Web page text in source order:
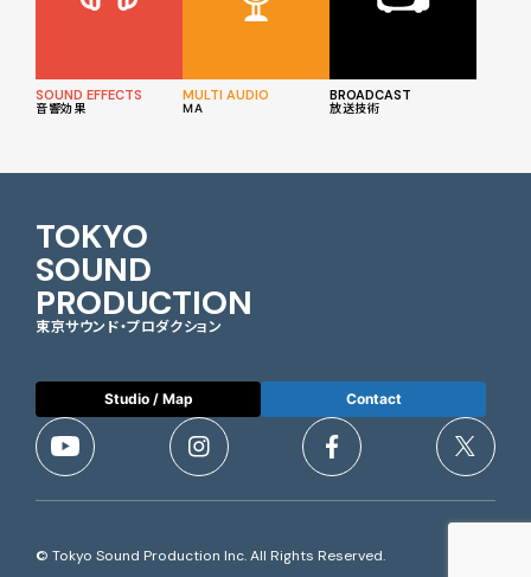
SOUND EFFECTS
音響効果
MULTI AUDIO
MA
BROADCAST
放送技術
TOKYO
SOUND
PRODUCTION
東京サウンド・プロダクション
Studio / Map Contact
© Tokyo Sound Production Inc. All Rights Reserved.